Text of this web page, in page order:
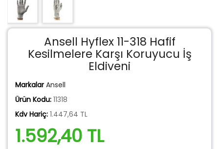
Ansell Hyflex 11-318 Hafif
Kesilmelere Karşı Koruyucu İş
Eldiveni
Markalar Ansell
Ürün Kodu: 11318
Kdv Hariç: 1.447,64 TL
1.592,40 TL